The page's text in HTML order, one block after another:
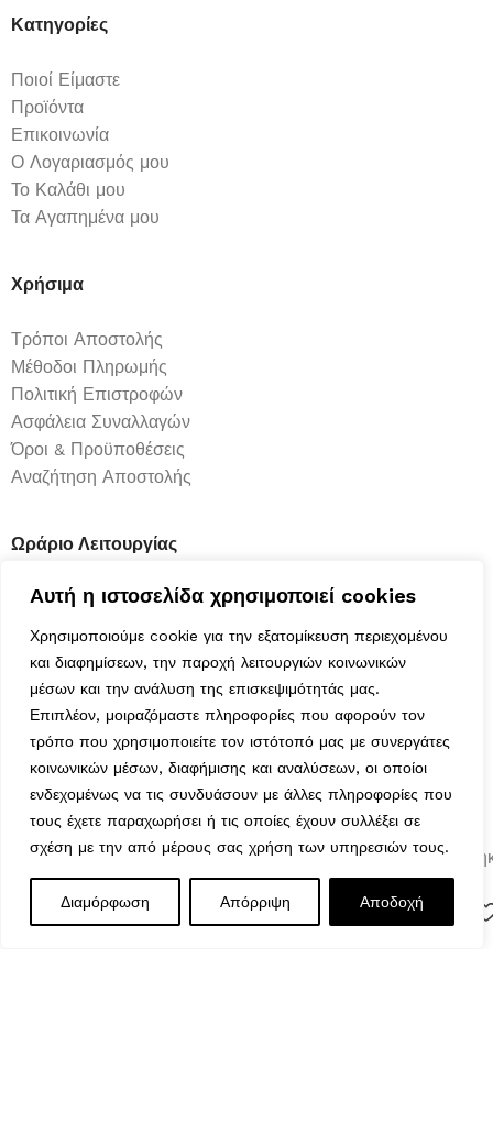
Αυτή η ιστοσελίδα χρησιμοποιεί cookies
Χρησιμοποιούμε cookie για την εξατομίκευση περιεχομένου
και διαφημίσεων, την παροχή λειτουργιών κοινωνικών
μέσων και την ανάλυση της επισκεψιμότητάς μας.
Επιπλέον, μοιραζόμαστε πληροφορίες που αφορούν τον
τρόπο που χρησιμοποιείτε τον ιστότοπό μας με συνεργάτες
κοινωνικών μέσων, διαφήμισης και αναλύσεων, οι οποίοι
ενδεχομένως να τις συνδυάσουν με άλλες πληροφορίες που
τους έχετε παραχωρήσει ή τις οποίες έχουν συλλέξει σε
σχέση με την από μέρους σας χρήση των υπηρεσιών τους.
Διαμόρφωση Απόρριψη Αποδοχή
Κατηγορίες
Ποιοί Είμαστε
Προϊόντα
Επικοινωνία
Ο Λογαριασμός μου
Το Καλάθι μου
Τα Αγαπημένα μου
Χρήσιμα
Τρόποι Αποστολής
Μέθοδοι Πληρωμής
Πολιτική Επιστροφών
Ασφάλεια Συναλλαγών
Όροι & Προϋποθέσεις
Αναζήτηση Αποστολής
Ωράριο Λειτουργίας
Δευτέρα : 9:00-14:30
Τρίτη : 9:00-14:30, 18:00-21:00
Τετάρτη : 9:00-14:30
Πέμπτη : 9:00-14:30, 18:00-21:00
Παρασκευή : 9:00-14:30, 18:00-21:00
Σάββατο : 9:00-14:30
Κυριακή : Κλειστά
© 2026 GATE GROUP – All rights reserved.
από τηνGATE Digital
Αριθμός ΓΕΜΗ. : 122773327000
μεταλλική-
πολυπροπυλένιο
42,90€
SELECT
OPTIONS
ΑΓΟΡΆ
ΤΏΡΑ
0